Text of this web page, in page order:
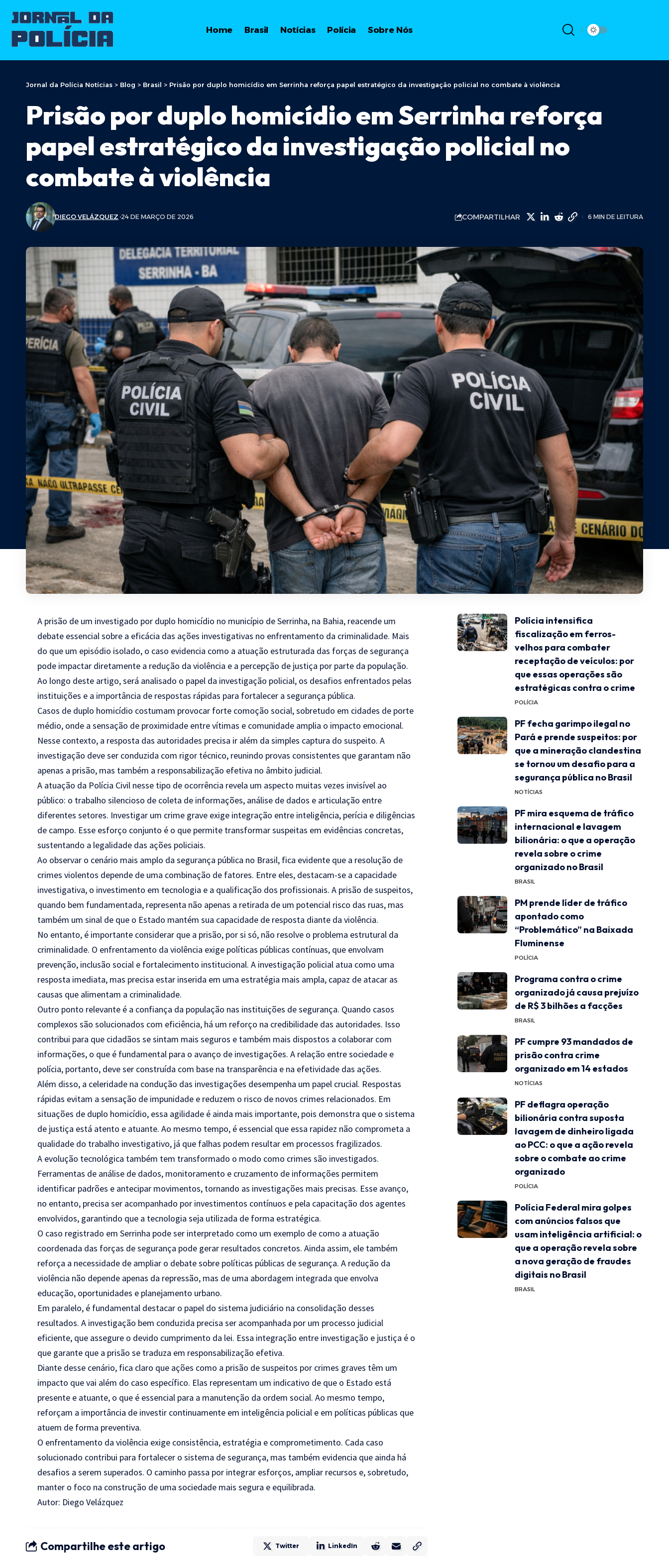
Home Brasil Notícias Polícia Sobre Nós
Jornal da Polícia Notícias > Blog > Brasil > Prisão por duplo homicídio em Serrinha reforça papel estratégico da investigação policial no combate à violência
Prisão por duplo homicídio em Serrinha reforça
papel estratégico da investigação policial no
combate à violência
DIEGO VELÁZQUEZ 24 DE MARÇO DE 2026 COMPARTILHAR 6 MIN DE LEITURA
A prisão de um investigado por duplo homicídio no município de Serrinha, na Bahia, reacende um
debate essencial sobre a eficácia das ações investigativas no enfrentamento da criminalidade. Mais
do que um episódio isolado, o caso evidencia como a atuação estruturada das forças de segurança
pode impactar diretamente a redução da violência e a percepção de justiça por parte da população.
Ao longo deste artigo, será analisado o papel da investigação policial, os desafios enfrentados pelas
instituições e a importância de respostas rápidas para fortalecer a segurança pública.
Casos de duplo homicídio costumam provocar forte comoção social, sobretudo em cidades de porte
médio, onde a sensação de proximidade entre vítimas e comunidade amplia o impacto emocional.
Nesse contexto, a resposta das autoridades precisa ir além da simples captura do suspeito. A
investigação deve ser conduzida com rigor técnico, reunindo provas consistentes que garantam não
apenas a prisão, mas também a responsabilização efetiva no âmbito judicial.
A atuação da Polícia Civil nesse tipo de ocorrência revela um aspecto muitas vezes invisível ao
público: o trabalho silencioso de coleta de informações, análise de dados e articulação entre
diferentes setores. Investigar um crime grave exige integração entre inteligência, perícia e diligências
de campo. Esse esforço conjunto é o que permite transformar suspeitas em evidências concretas,
sustentando a legalidade das ações policiais.
Ao observar o cenário mais amplo da segurança pública no Brasil, fica evidente que a resolução de
crimes violentos depende de uma combinação de fatores. Entre eles, destacam-se a capacidade
investigativa, o investimento em tecnologia e a qualificação dos profissionais. A prisão de suspeitos,
quando bem fundamentada, representa não apenas a retirada de um potencial risco das ruas, mas
também um sinal de que o Estado mantém sua capacidade de resposta diante da violência.
No entanto, é importante considerar que a prisão, por si só, não resolve o problema estrutural da
criminalidade. O enfrentamento da violência exige políticas públicas contínuas, que envolvam
prevenção, inclusão social e fortalecimento institucional. A investigação policial atua como uma
resposta imediata, mas precisa estar inserida em uma estratégia mais ampla, capaz de atacar as
causas que alimentam a criminalidade.
Outro ponto relevante é a confiança da população nas instituições de segurança. Quando casos
complexos são solucionados com eficiência, há um reforço na credibilidade das autoridades. Isso
contribui para que cidadãos se sintam mais seguros e também mais dispostos a colaborar com
informações, o que é fundamental para o avanço de investigações. A relação entre sociedade e
polícia, portanto, deve ser construída com base na transparência e na efetividade das ações.
Além disso, a celeridade na condução das investigações desempenha um papel crucial. Respostas
rápidas evitam a sensação de impunidade e reduzem o risco de novos crimes relacionados. Em
situações de duplo homicídio, essa agilidade é ainda mais importante, pois demonstra que o sistema
de justiça está atento e atuante. Ao mesmo tempo, é essencial que essa rapidez não comprometa a
qualidade do trabalho investigativo, já que falhas podem resultar em processos fragilizados.
A evolução tecnológica também tem transformado o modo como crimes são investigados.
Ferramentas de análise de dados, monitoramento e cruzamento de informações permitem
identificar padrões e antecipar movimentos, tornando as investigações mais precisas. Esse avanço,
no entanto, precisa ser acompanhado por investimentos contínuos e pela capacitação dos agentes
envolvidos, garantindo que a tecnologia seja utilizada de forma estratégica.
O caso registrado em Serrinha pode ser interpretado como um exemplo de como a atuação
coordenada das forças de segurança pode gerar resultados concretos. Ainda assim, ele também
reforça a necessidade de ampliar o debate sobre políticas públicas de segurança. A redução da
violência não depende apenas da repressão, mas de uma abordagem integrada que envolva
educação, oportunidades e planejamento urbano.
Em paralelo, é fundamental destacar o papel do sistema judiciário na consolidação desses
resultados. A investigação bem conduzida precisa ser acompanhada por um processo judicial
eficiente, que assegure o devido cumprimento da lei. Essa integração entre investigação e justiça é o
que garante que a prisão se traduza em responsabilização efetiva.
Diante desse cenário, fica claro que ações como a prisão de suspeitos por crimes graves têm um
impacto que vai além do caso específico. Elas representam um indicativo de que o Estado está
presente e atuante, o que é essencial para a manutenção da ordem social. Ao mesmo tempo,
reforçam a importância de investir continuamente em inteligência policial e em políticas públicas que
atuem de forma preventiva.
O enfrentamento da violência exige consistência, estratégia e comprometimento. Cada caso
solucionado contribui para fortalecer o sistema de segurança, mas também evidencia que ainda há
desafios a serem superados. O caminho passa por integrar esforços, ampliar recursos e, sobretudo,
manter o foco na construção de uma sociedade mais segura e equilibrada.
Autor: Diego Velázquez
Compartilhe este artigo Twitter LinkedIn
Polícia intensifica
fiscalização em ferros-
velhos para combater
receptação de veículos: por
que essas operações são
estratégicas contra o crime
POLÍCIA
PF fecha garimpo ilegal no
Pará e prende suspeitos: por
que a mineração clandestina
se tornou um desafio para a
segurança pública no Brasil
NOTÍCIAS
PF mira esquema de tráfico
internacional e lavagem
bilionária: o que a operação
revela sobre o crime
organizado no Brasil
BRASIL
PM prende líder de tráfico
apontado como
“Problemático” na Baixada
Fluminense
POLÍCIA
Programa contra o crime
organizado já causa prejuízo
de R$ 3 bilhões a facções
BRASIL
PF cumpre 93 mandados de
prisão contra crime
organizado em 14 estados
NOTÍCIAS
PF deflagra operação
bilionária contra suposta
lavagem de dinheiro ligada
ao PCC: o que a ação revela
sobre o combate ao crime
organizado
POLÍCIA
Polícia Federal mira golpes
com anúncios falsos que
usam inteligência artificial: o
que a operação revela sobre
a nova geração de fraudes
digitais no Brasil
BRASIL